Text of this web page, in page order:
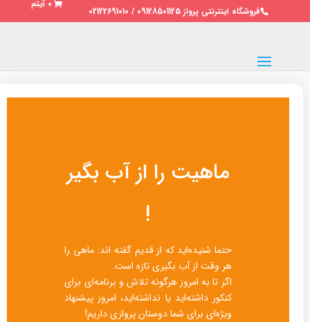
فروشگاه اینترنتی پرواز 09128501125 / 02122691010
0 آیتم
ماهیت را از آب بگیر
!
حتما شنیده‌اید که از قدیم گفته اند: ماهی را
هر وقت از آب بگیری تازه است.
اگر تا به امروز هرگونه تلاش و برنامه‌ای برای
کنکور داشته‌اید یا نداشته‌اید، امروز پیشنهاد
ویژه‌ای برای شما دوستان پروازی داریم!